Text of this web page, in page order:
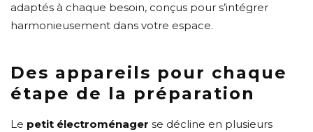
adaptés à chaque besoin, conçus pour s’intégrer
harmonieusement dans votre espace.
Des appareils pour chaque
étape de la préparation
Le petit électroménager se décline en plusieurs